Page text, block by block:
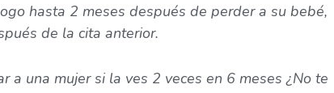
hasta 2 meses después de perder a su bebé,
de la cita anterior.
a una mujer si la ves 2 veces en 6 meses ¿No te